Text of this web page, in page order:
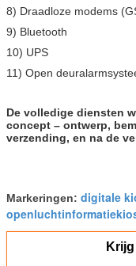
8) Draadloze modems
9) Bluetooth
10) UPS
11) Open
De volledige diensten
concept – ontwerp,
verzending, en na de
Markeringen: digitale